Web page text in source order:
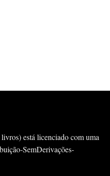
está licenciado com uma
SemDerivações-